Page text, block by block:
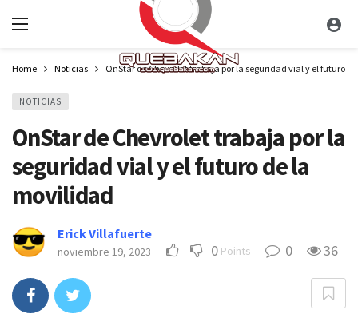
Home Noticias OnStar de Chevrolet trabaja por la seguridad vial y el futuro
NOTICIAS
OnStar de Chevrolet trabaja por la
seguridad vial y el futuro de la
movilidad
Erick Villafuerte
noviembre 19, 2023 0 Points 0 36